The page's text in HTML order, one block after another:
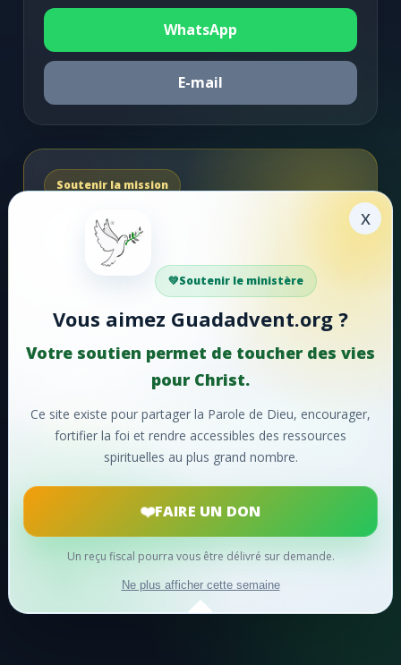
WhatsApp
E-mail
Soutenir la mission
Faire un don
Votre soutien aide Guadadvent.org à continuer sa
mission de foi, d'encouragement et d'édification.
❤️Faire un don maintenant
© 2024 Guadadvent.org ® Tous droits réservés
développé par David BERGINA - tidave - pour berginet.net
x
Soutenir le ministère
Vous aimez Guadadvent.org ?
Votre soutien permet de toucher des vies
pour Christ.
Ce site existe pour partager la Parole de Dieu, encourager,
fortifier la foi et rendre accessibles des ressources
spirituelles au plus grand nombre.
FAIRE UN DON
Un reçu fiscal pourra vous être délivré sur demande.
Ne plus afficher cette semaine